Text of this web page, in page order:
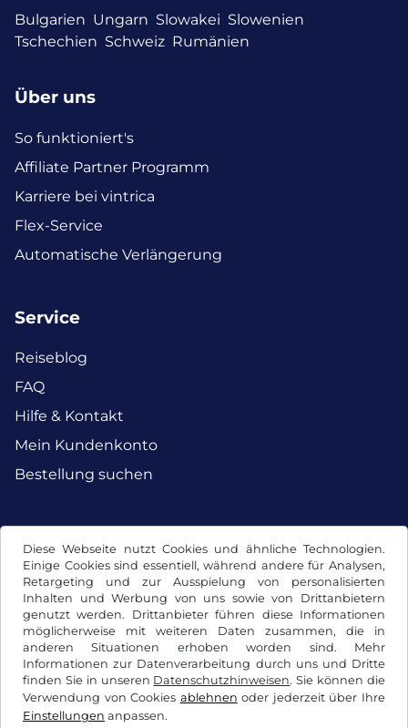
Diese Webseite nutzt Cookies und ähnliche Technologien.
Einige Cookies sind essentiell, während andere für Analysen,
Retargeting und zur Ausspielung von personalisierten
Inhalten und Werbung von uns sowie von Drittanbietern
genutzt werden. Drittanbieter führen diese Informationen
möglicherweise mit weiteren Daten zusammen, die in
anderen Situationen erhoben worden sind. Mehr
Informationen zur Datenverarbeitung durch uns und Dritte
finden Sie in unseren Datenschutzhinweisen. Sie können die
Verwendung von Cookies ablehnen oder jederzeit über Ihre
Einstellungen anpassen.
Bulgarien Ungarn Slowakei Slowenien
Tschechien Schweiz Rumänien
Über uns
So funktioniert's
Affiliate Partner Programm
Karriere bei vintrica
Flex-Service
Automatische Verlängerung
Service
Reiseblog
FAQ
Hilfe & Kontakt
Mein Kundenkonto
Bestellung suchen
Facebook Instagram